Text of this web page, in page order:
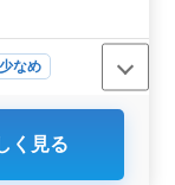
なめ
く見る